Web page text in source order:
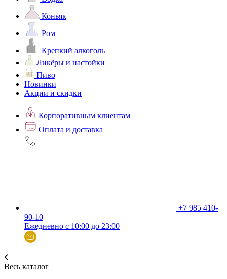
Коньяк
Ром
Крепкий алкоголь
Ликёры и настойки
Пиво
Новинки
Акции и скидки
Корпоративным клиентам
Оплата и доставка
+7 985 410-
90-10
Ежедневно с 10:00 до 23:00
Весь каталог